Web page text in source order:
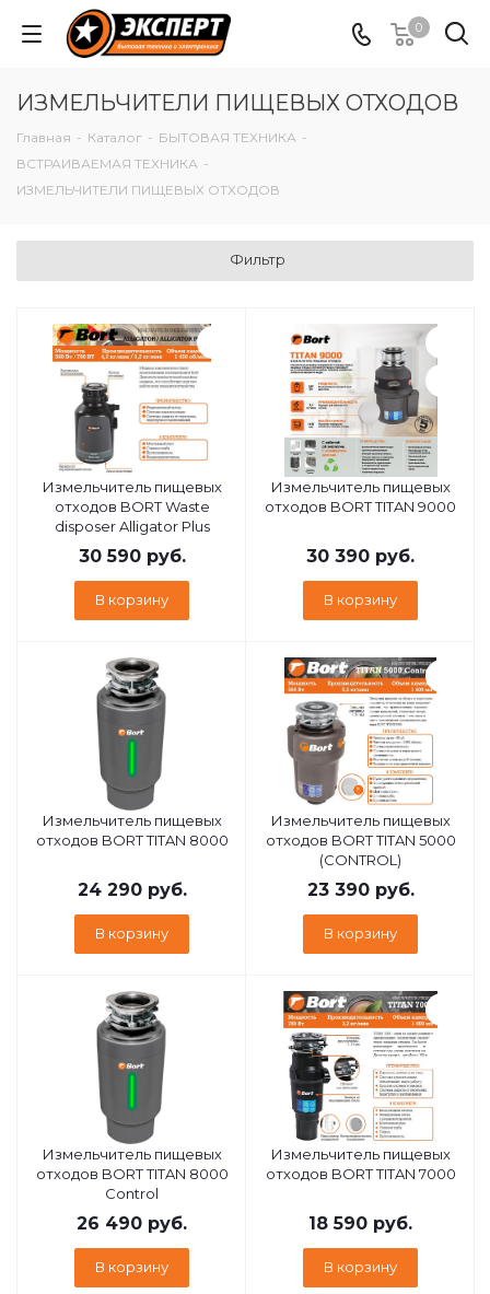
0
ИЗМЕЛЬЧИТЕЛИ ПИЩЕВЫХ ОТХОДОВ
Главная - Каталог - БЫТОВАЯ ТЕХНИКА -
ВСТРАИВАЕМАЯ ТЕХНИКА -
ИЗМЕЛЬЧИТЕЛИ ПИЩЕВЫХ ОТХОДОВ
Фильтр
Измельчитель пищевых
отходов BORT Waste
disposer Alligator Plus
30 590руб.
В корзину
Измельчитель пищевых
отходов BORT TITAN 9000
30 390 руб.
В корзину
Измельчитель пищевых
отходов BORT TITAN 8000
24 290руб.
В корзину
Измельчитель пищевых
отходов BORT TITAN 5000
(CONTROL)
23 390руб.
В корзину
Измельчитель пищевых
отходов BORT TITAN 8000
Control
26 490 руб.
В корзину
Измельчитель пищевых
отходов BORT TITAN 7000
18 590 руб.
В корзину